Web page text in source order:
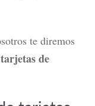
te diremos
de